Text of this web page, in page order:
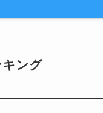
ング